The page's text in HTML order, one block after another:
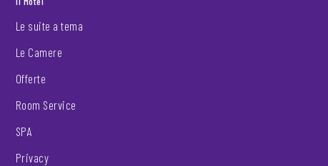
Le suite a tema
Le Camere
Offerte
Room Service
SPA
Privacy